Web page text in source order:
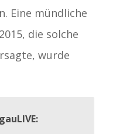
Eine mündliche
die solche
wurde